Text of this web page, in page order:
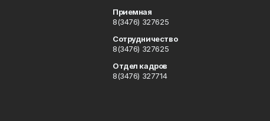
Приемная
8(3476) 327625
Сотрудничество
8(3476) 327625
Отдел кадров
8(3476) 327714